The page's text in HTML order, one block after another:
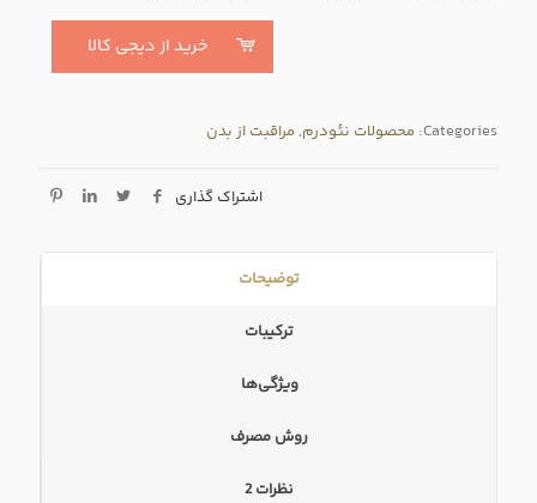
خرید از دیجی کالا
Categories: محصولات نئودرم, مراقبت از بدن
اشتراک گذاری
توضیحات
ترکیبات
ویژگی‌ها
روش مصرف
نظرات2